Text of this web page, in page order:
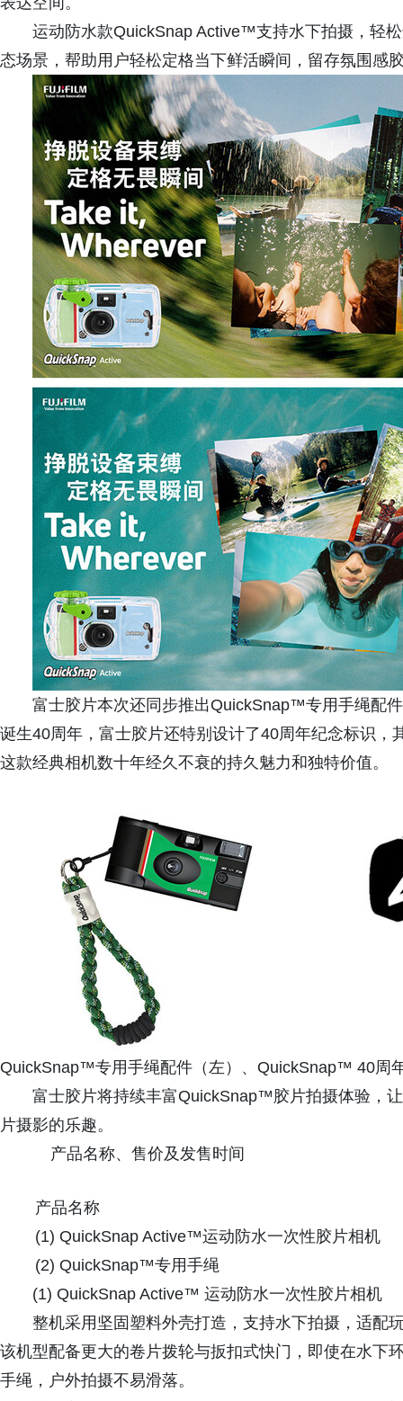
运动防水款QuickSnap Active™支持水下拍摄，轻
态场景，帮助用户轻松定格当下鲜活瞬间，留存氛围感
富士胶片本次还同步推出QuickSnap™专用手绳配
诞生40周年，富士胶片还特别设计了40周年纪念标识
这款经典相机数十年经久不衰的持久魅力和独特价值。
QuickSnap™专用手绳配件（左）、QuickSnap™ 40周
富士胶片将持续丰富QuickSnap™胶片拍摄体验，
片摄影的乐趣。
产品名称、售价及发售时间
产品名称
(1) QuickSnap Active™运动防水一次性胶片相机
(2) QuickSnap™专用手绳
(1) QuickSnap Active™ 运动防水一次性胶片相机
整机采用坚固塑料外壳打造，支持水下拍摄，适配
该机型配备更大的卷片拨轮与扳扣式快门，即使在水下
手绳，户外拍摄不易滑落。